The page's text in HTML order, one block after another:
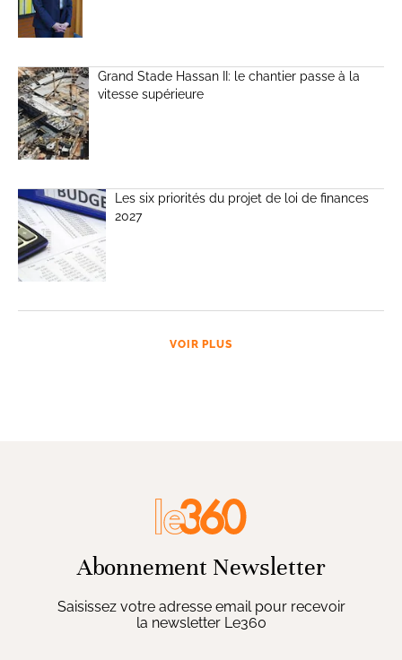
Grand Stade Hassan II: le chantier passe à la
vitesse supérieure
Les six priorités du projet de loi de finances
2027
VOIR PLUS
Abonnement Newsletter
Saisissez votre adresse email pour recevoir
la newsletter Le360